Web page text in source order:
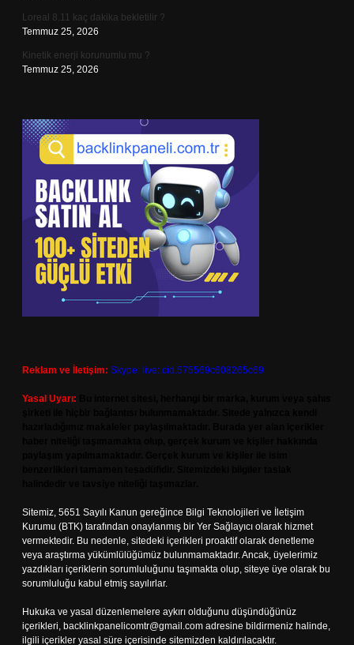
Loreal 8.11 kaç dakika bekletilir ?
Temmuz 25, 2026
Kinetik enerji korunumlu mu ?
Temmuz 25, 2026
Reklam ve İletişim: Skype: live:.cid.575569c608265c69
Yasal Uyarı:
Sitemiz, 5651 Sayılı Kanun gereğince Bilgi Teknolojileri ve İletişim
Kurumu (BTK) tarafından onaylanmış bir Yer Sağlayıcı olarak hizmet
vermektedir. Bu nedenle, sitedeki içerikleri proaktif olarak denetleme
veya araştırma yükümlülüğümüz bulunmamaktadır. Ancak, üyelerimiz
yazdıkları içeriklerin sorumluluğunu taşımakta olup, siteye üye olarak bu
sorumluluğu kabul etmiş sayılırlar.
Hukuka ve yasal düzenlemelere aykırı olduğunu düşündüğünüz
içerikleri, backlinkpanelicomtr@gmail.com adresine bildirmeniz halinde,
ilgili içerikler yasal süre içerisinde sitemizden kaldırılacaktır.